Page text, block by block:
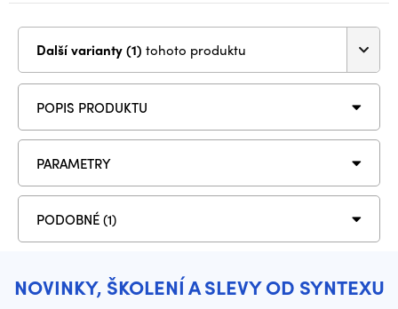
Další varianty (1) tohoto produktu
POPIS PRODUKTU
PARAMETRY
PODOBNÉ (1)
NOVINKY, ŠKOLENÍ A SLEVY OD SYNTEXU